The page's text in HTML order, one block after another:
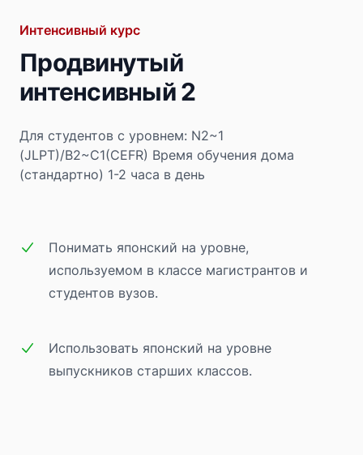
Интенсивный курс
Продвинутый
интенсивный 2
Для студентов с уровнем: N2~1
(JLPT)/B2~C1(CEFR) Время обучения дома
(стандартно) 1-2 часа в день
Понимать японский на уровне,
используемом в классе магистрантов и
студентов вузов.
Использовать японский на уровне
выпускников старших классов.